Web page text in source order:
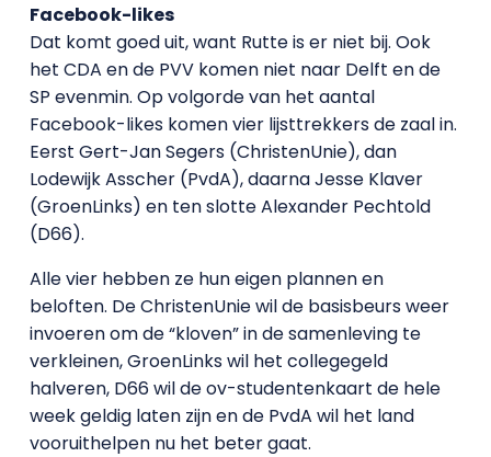
Facebook-likes
Dat komt goed uit, want Rutte is er niet bij. Ook
het CDA en de PVV komen niet naar Delft en de
SP evenmin. Op volgorde van het aantal
Facebook-likes komen vier lijsttrekkers de zaal in.
Eerst Gert-Jan Segers (ChristenUnie), dan
Lodewijk Asscher (PvdA), daarna Jesse Klaver
(GroenLinks) en ten slotte Alexander Pechtold
(D66).
Alle vier hebben ze hun eigen plannen en
beloften. De ChristenUnie wil de basisbeurs weer
invoeren om de “kloven” in de samenleving te
verkleinen, GroenLinks wil het collegegeld
halveren, D66 wil de ov-studentenkaart de hele
week geldig laten zijn en de PvdA wil het land
vooruithelpen nu het beter gaat.